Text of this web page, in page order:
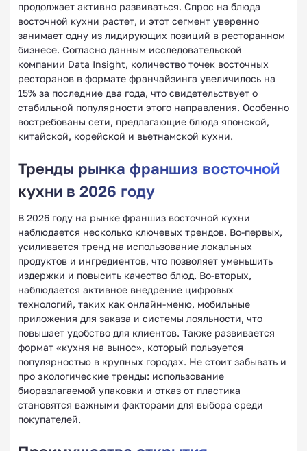
продолжает активно развиваться. Спрос на блюда
восточной кухни растет, и этот сегмент уверенно
занимает одну из лидирующих позиций в ресторанном
бизнесе. Согласно данным исследовательской
компании Data Insight, количество точек восточных
ресторанов в формате франчайзинга увеличилось на
15% за последние два года, что свидетельствует о
стабильной популярности этого направления. Особенно
востребованы сети, предлагающие блюда японской,
китайской, корейской и вьетнамской кухни.
Тренды рынка франшиз восточной
кухни в 2026 году
В 2026 году на рынке франшиз восточной кухни
наблюдается несколько ключевых трендов. Во-первых,
усиливается тренд на использование локальных
продуктов и ингредиентов, что позволяет уменьшить
издержки и повысить качество блюд. Во-вторых,
наблюдается активное внедрение цифровых
технологий, таких как онлайн-меню, мобильные
приложения для заказа и системы лояльности, что
повышает удобство для клиентов. Также развивается
формат «кухня на вынос», который пользуется
популярностью в крупных городах. Не стоит забывать и
про экологические тренды: использование
биоразлагаемой упаковки и отказ от пластика
становятся важными факторами для выбора среди
покупателей.